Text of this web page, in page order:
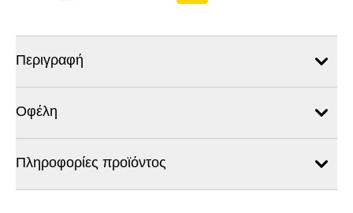
Περιγραφή
Οφέλη
Πληροφορίες προϊόντος